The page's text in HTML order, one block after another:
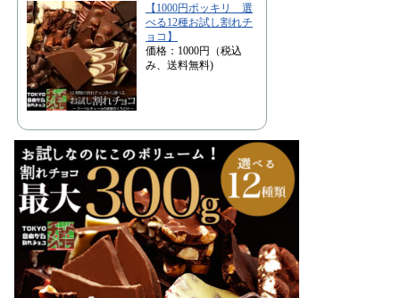
【1000円ポッキリ 選
べる12種お試し割れチ
ョコ】
価格：1000円（税込
み、送料無料)